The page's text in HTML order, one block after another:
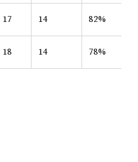
17 14 82%
18 14 78%